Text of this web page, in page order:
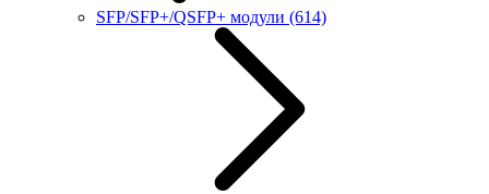
SFP/SFP+/QSFP+ модули (614)